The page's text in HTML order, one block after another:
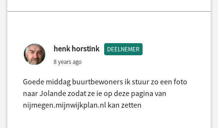
henk horstink DEELNEMER
8 years ago
Goede middag buurtbewoners ik stuur zo een foto
naar Jolande zodat ze ie op deze pagina van
nijmegen.mijnwijkplan.nl kan zetten